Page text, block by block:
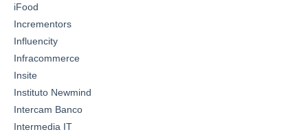
iFood
Incrementors
Influencity
Infracommerce
Insite
Instituto Newmind
Intercam Banco
Intermedia IT